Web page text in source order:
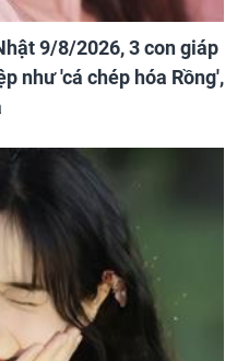
9/8/2026, 3 con giáp
như 'cá chép hóa Rồng',